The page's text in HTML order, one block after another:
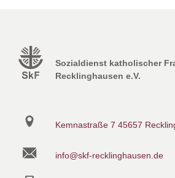
Sozialdienst katholischer
Recklinghausen e.V.
Kemnastraße 7 45657
info@skf-recklinghausen.de